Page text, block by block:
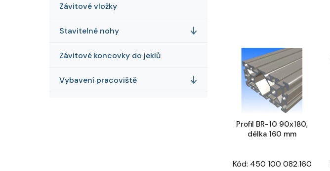
Závitové vložky
Stavitelné nohy
Závitové koncovky do jeklů
Vybavení pracoviště
Profil BR-10 90x180,
délka 160 mm
Kód: 450 100 082.160